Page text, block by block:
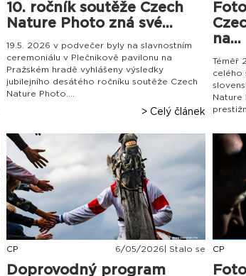
10. ročník soutěže Czech
Nature Photo zná své...
19.5. 2026 v podvečer byly na slavnostním
ceremoniálu v Plečnikově pavilonu na
Pražském hradě vyhlášeny výsledky
jubilejního desátého ročníku soutěže Czech
Nature Photo....
> Celý článek
na...
Téměř
celého
Nature
CP 6/05/2026| Stalo se
Doprovodný program
CP